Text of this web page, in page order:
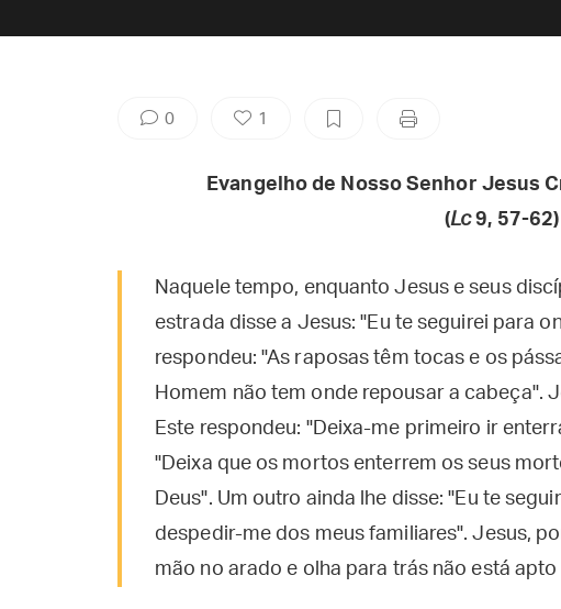
0 1
Evangelho de Nosso Senhor Jesus
(Lc9, 57-62)
Naquele tempo, enquanto Jesus e seus
estrada disse a Jesus: "Eu te seguirei para
respondeu: "As raposas têm tocas e os
Homem não tem onde repousar a cabeça".
Este respondeu: "Deixa-me primeiro ir
"Deixa que os mortos enterrem os seus
Deus". Um outro ainda lhe disse: "Eu te
despedir-me dos meus familiares". Jesus,
mão no arado e olha para trás não está apto